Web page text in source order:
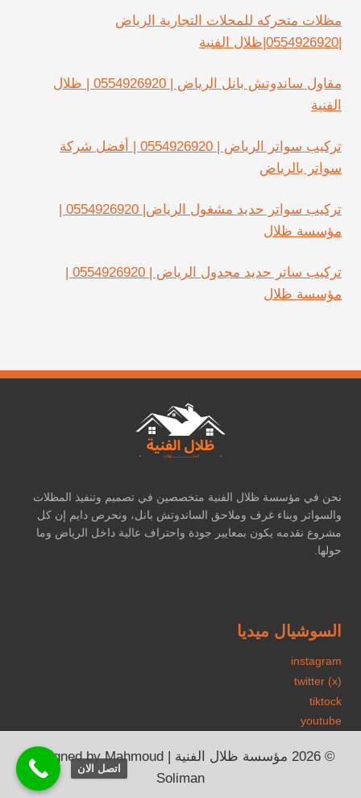
مظلات متحركه للمحلات التجارية الرياض
|0554926920|ظلال الفنية
مقاول ساندوتش بانل الرياض | 0554926920 | ظلال
الفنية
تركيب سواتر الرياض | 0554926920 | أفضل شركة
سواتر بالرياض
تركيب سواتر حديد مشغول الرياض| 0554926920 |
مؤسسة ظلال
تركيب ساتر حديد مجدول الرياض | 0554926920 |
مؤسسة ظلال
نحن في مؤسسة ظلال الفنية متخصصين في تصميم وتنفيذ المظلات
والسواتر وبناء غرف وملاحق الساندوتش بانل، ونحرص دايم إن كل
مشروع نقدمه يكون بمعايير جودة واحتراف عالية داخل الرياض وما
حولها.
السوشيال ميديا
instagram
twitter (x)
tiktock
youtube
© 2026 مؤسسة ظلال الفنية | Designed by Mahmoud
Soliman
اتصل الان